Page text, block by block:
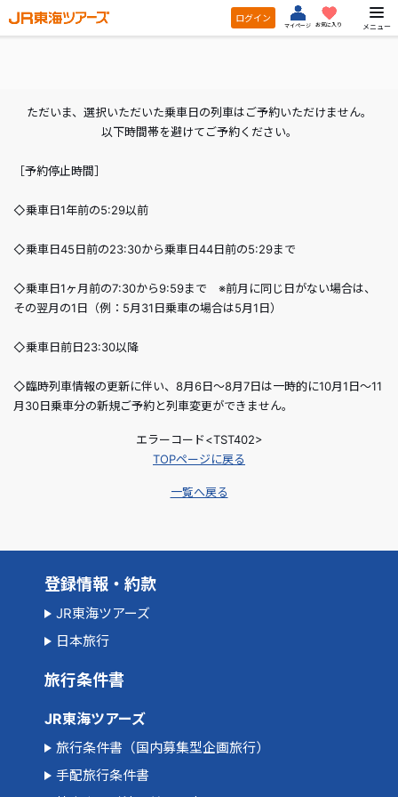
ログイン
マイページ お気に入り メニュー
ただいま、選択いただいた乗車日の列車はご予約いただけません。
以下時間帯を避けてご予約ください。
［予約停止時間］
◇乗車日1年前の5:29以前
◇乗車日45日前の23:30から乗車日44日前の5:29まで
◇乗車日1ヶ月前の7:30から9:59まで ※前月に同じ日がない場合は、
その翌月の1日（例：5月31日乗車の場合は5月1日）
◇乗車日前日23:30以降
◇臨時列車情報の更新に伴い、8月6日～8月7日は一時的に10月1日～11
月30日乗車分の新規ご予約と列車変更ができません。
エラーコード<TST402>
TOPページに戻る
一覧へ戻る
登録情報・約款
JR東海ツアーズ
日本旅行
旅行条件書
JR東海ツアーズ
旅行条件書（国内募集型企画旅行）
手配旅行条件書